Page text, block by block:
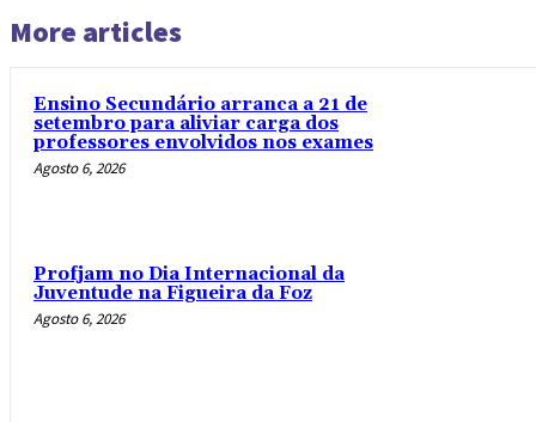
More articles
Ensino Secundário arranca a 21 de
setembro para aliviar carga dos
professores envolvidos nos exames
Agosto 6, 2026
Profjam no Dia Internacional da
Juventude na Figueira da Foz
Agosto 6, 2026